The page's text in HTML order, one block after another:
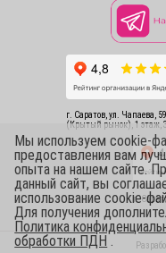
г. Саратов, ул. Чапаева,
(Крытый рынок), 1 этаж,
г.
Мы используем cookie-
предоставления вам
опыта на нашем сайте.
данный сайт, вы
использование cookie-
Для получения
Политика
обработки ПДН .